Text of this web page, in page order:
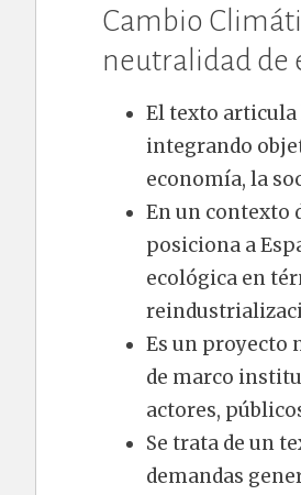
Cambio
neutralidad de
El texto articula
integrando
economía, la
En un contexto
posiciona a
ecológica en
Es un proyecto
de marco
actores,
Se trata de un
demandas